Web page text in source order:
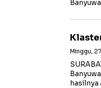
Minggu,
hasilnya